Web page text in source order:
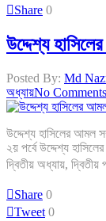
Share 0
উদ্দেশ্য
Posted By: Md
অধ্যায়No Comments
উদ্দেশ্য হাসিলের আমল
২য় পর্বে উদ্দেশ্য
দ্বিতীয় অধ্যায়,
Share 0
Tweet 0